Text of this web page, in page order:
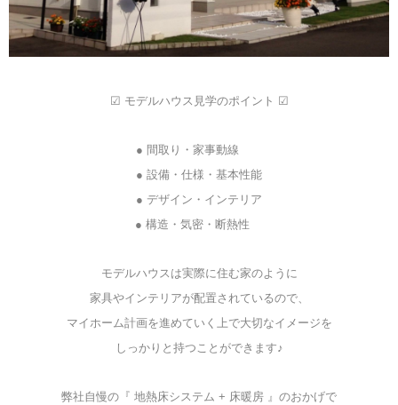
☑ モデルハウス見学のポイント ☑
● 間取り・家事動線
● 設備・仕様・基本性能
● デザイン・インテリア
● 構造・気密・断熱性
モデルハウスは実際に住む家のように
家具やインテリアが配置されているので、
マイホーム計画を進めていく上で大切なイメージを
しっかりと持つことができます♪
弊社自慢の『 地熱床システム + 床暖房 』のおかげで